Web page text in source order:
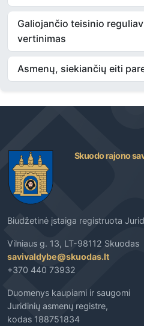
Galiojančio teisinio
vertinimas
Asmenų, siekiančių eiti
Skuodo rajono
Biudžetinė įstaiga registruota
Vilniaus g. 13, LT-98112 Skuodas
savivaldybe@skuodas.lt
+370 440 73932
Duomenys kaupiami ir saugomi
Juridinių asmenų registre,
kodas 188751834